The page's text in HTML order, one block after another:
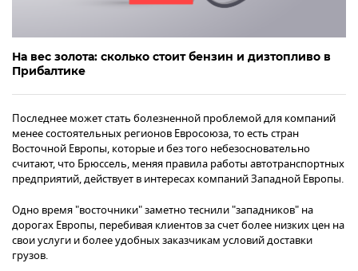
На вес золота: сколько стоит бензин и дизтопливо в
Прибалтике
Последнее может стать болезненной проблемой для компаний
менее состоятельных регионов Евросоюза, то есть стран
Восточной Европы, которые и без того небезосновательно
считают, что Брюссель, меняя правила работы автотранспортных
предприятий, действует в интересах компаний Западной Европы.
Одно время "восточники" заметно теснили "западников" на
дорогах Европы, перебивая клиентов за счет более низких цен на
свои услуги и более удобных заказчикам условий доставки
грузов.